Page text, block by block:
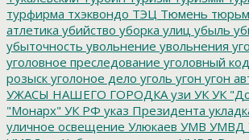
турфирма тхэквондо ТЭЦ Тюмень
атлетика убийство уборка улиц убыль
убыточность увольнение увольнения
уголовное преследование уголовный
розыск уголоное дело уголь угон угон
УЖАСЫ НАШЕГО ГОРОДКА узи УК УК
"Монарх" УК РФ указ Президента
уличное освещение Улюкаев УМВ УМВД